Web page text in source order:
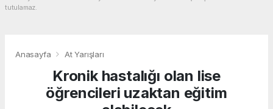
tutulamaz.
Anasayfa At Yarışları
Kronik hastalığı olan lise
öğrencileri uzaktan eğitim